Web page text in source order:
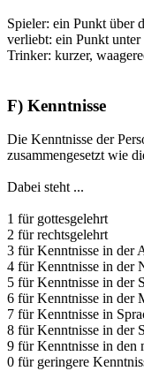
Spieler: ein Punkt über
verliebt: ein Punkt unter
Trinker: kurzer,
F) Kenntnisse
Die Kenntnisse der
zusammengesetzt wie
Dabei steht ...
1 für gottesgelehrt
2 für rechtsgelehrt
3 für Kenntnisse in der
4 für Kenntnisse in der
5 für Kenntnisse in der
6 für Kenntnisse in der
7 für Kenntnisse in
8 für Kenntnisse in der
9 für Kenntnisse in den
0 für geringere